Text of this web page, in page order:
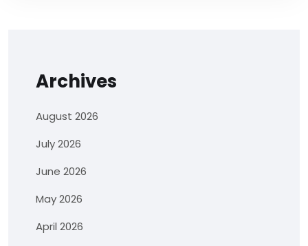
Archives
August 2026
July 2026
June 2026
May 2026
April 2026